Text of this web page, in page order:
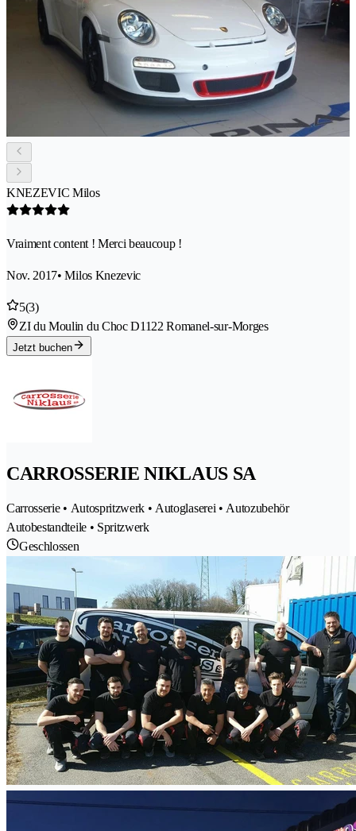
KNEZEVIC Milos
Vraiment content ! Merci beaucoup !
Nov. 2017• Milos Knezevic
5(3)
ZI du Moulin du Choc D1122 Romanel-sur-Morges
Jetzt buchen
CARROSSERIE NIKLAUS SA
Carrosserie • Autospritzwerk • Autoglaserei • Autozubehör
Autobestandteile • Spritzwerk
Geschlossen